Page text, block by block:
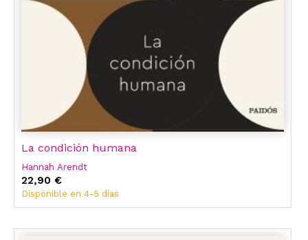
La condición humana
Hannah Arendt
22,90 €
Disponible en 4-5 días